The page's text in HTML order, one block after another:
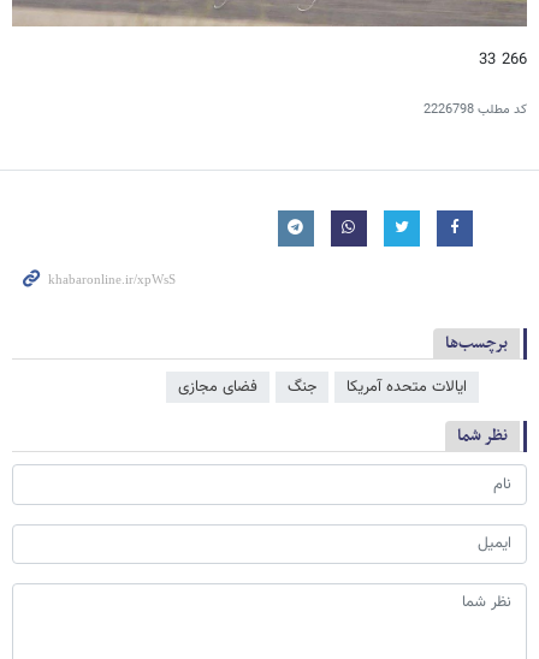
266 33
کد مطلب2226798
برچسب‌ها
ایالات متحده آمریکا جنگ فضای مجازی
نظر شما